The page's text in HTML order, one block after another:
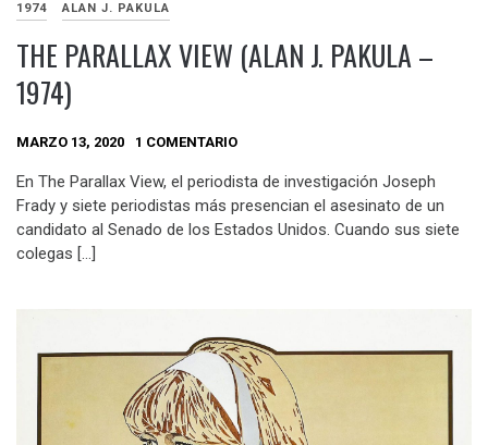
1974 ALAN J. PAKULA
THE PARALLAX VIEW (ALAN J. PAKULA –
1974)
MARZO 13, 2020 1 COMENTARIO
En The Parallax View, el periodista de investigación Joseph
Frady y siete periodistas más presencian el asesinato de un
candidato al Senado de los Estados Unidos. Cuando sus siete
colegas […]